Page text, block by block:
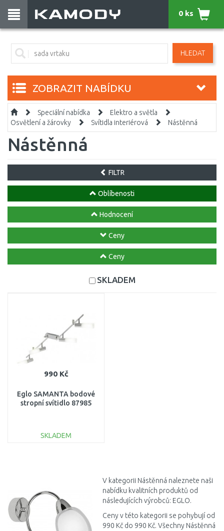
HLEDAT
0 ks
ZOBRAZIT NABÍDKU
Speciální nabídka
Elektro a světla
Osvětlení a žárovky
Svítidla interiérová Nástěnná
Nástěnná
FILTR
Oblíbenosti
Hodnocení
Ceny
Ceny
SKLADEM
990 Kč
Eglo SAMANTA bodové
stropní svítidlo 87985
SKLADEM
V kategorii Nástěnná naleznete naši
nabídku kvalitních produktů od
následujících výrobců: EGLO.
Ceny v této kategorii se pohybují od
990 Kč do 990 Kč. Všechny Nástěnná